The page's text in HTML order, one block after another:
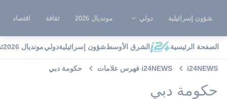
شؤون إسرائيلية دولي مونديال 2026 ثقافة اقتصاد
الصفحة الرئيسية الشرق الأوسطشؤون إسرائيليةدوليمونديال 2026
i24NEWS i24NEWS فهرس علامات حكومة دبي
حكومة دبي